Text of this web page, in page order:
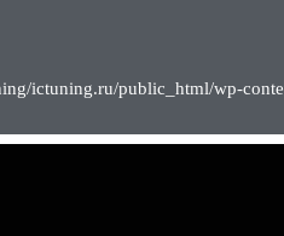
ictuning.ru/public_html/wp-